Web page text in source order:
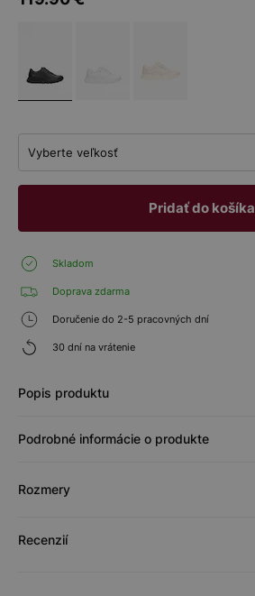
Vyberte veľkosť
Pridať do košíka
Skladom
Doprava zdarma
Doručenie do 2-5 pracovných dní
30 dní na vrátenie
Popis produktu
Podrobné informácie o produkte
Rozmery
Recenzií